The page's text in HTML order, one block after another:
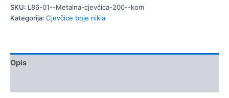
cjevčica,
200
SKU: L86-01--Metalna-cjevčica-200--kom
Kategorija: Cjevčice boje nikla
Opis